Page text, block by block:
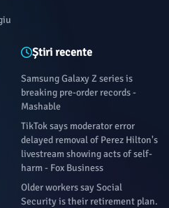
Știri recente
Samsung Galaxy Z series is
breaking pre-order records -
Mashable
TikTok says moderator error
delayed removal of Perez Hilton's
livestream showing acts of self-
harm - Fox Business
Older workers say Social
Security is their retirement plan.